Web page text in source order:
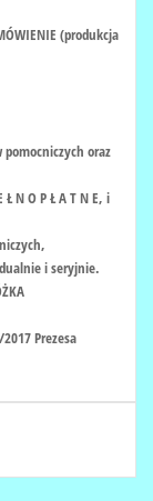
(produkcja
oraz
Ł N O P Ł A T N E, i
i seryjnie.
Prezesa